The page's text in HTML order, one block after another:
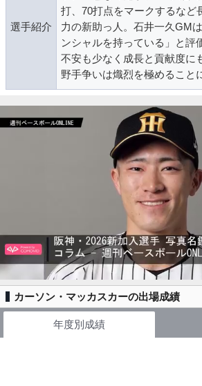
選手紹介
打、70打点をマークするなど
力の新助っ人。石井一久GM
ンシャルを持っている」と評
不安も少なく成長と貢献度に
野手争いは熾烈を極めること
カーソン・マッカスカーの出場成績
年度別成績